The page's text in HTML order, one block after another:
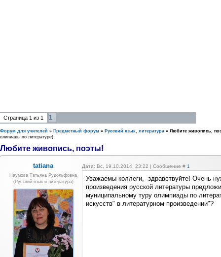
Страница 1 из 1 1
Форум для учителей » Предметный форум » Русский язык, литература » Любите живопись,
олипиады по литературе)
Любите живопись, поэты!
tatiana Дата: Вс, 19.10.2014, 23:22 | Сообщение # 1
Наумова Татьяна Рудольфовна
(русский язык и литература)
Уважаемы коллеги, здравствуйте! Очень
произведения русской литературы
муниципальному туру олимпиады по
искусств" в литературном произведении"?